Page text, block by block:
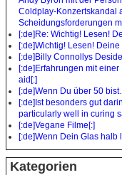
Coldplay-Konzertskandal
Scheidungsforderungen
[:de]Re: Wichtig! Lesen!
[:de]Wichtig! Lesen!
[:de]Billy Connollys
[:de]Erfahrungen mit
aid[:]
[:de]Wenn Du über 50
[:de]Ist besonders gut
particularly well in curing
[:de]Vegane Filme[:]
[:de]Wenn Dein Glas halb
Kategorien